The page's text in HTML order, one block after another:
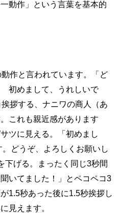
動作」という言葉を基本的
作と言われています。「ど
初めまして、うれしいで
拶する、ナニワの商人（あ
これも親近感があります
ツに見える。「初めまし
どうぞ、よろしくお願いし
下げる。まったく同じ3秒間
いてました！」とペコペコ3
1.5秒あった後に1.5秒挨拶し
見えます。